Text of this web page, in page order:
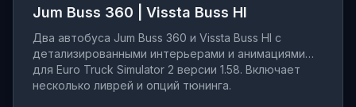
Jum Buss 360 | Vissta Buss HI
Два автобуса Jum Buss 360 и Vissta Buss HI с
детализированными интерьерами и анимациями
для Euro Truck Simulator 2 версии 1.58. Включает
несколько ливрей и опций тюнинга.